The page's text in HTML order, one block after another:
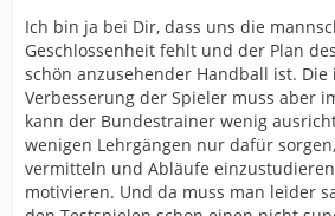
Ich bin ja bei Dir, dass uns die
Geschlossenheit fehlt und der Plan
schön anzusehender Handball ist.
Verbesserung der Spieler muss aber
kann der Bundestrainer wenig
wenigen Lehrgängen nur dafür
vermitteln und Abläufe
motivieren. Und da muss man leider